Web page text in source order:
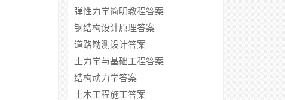
弹性力学简明教程答案
钢结构设计原理答案
道路勘测设计答案
土力学与基础工程答案
结构动力学答案
土木工程施工答案